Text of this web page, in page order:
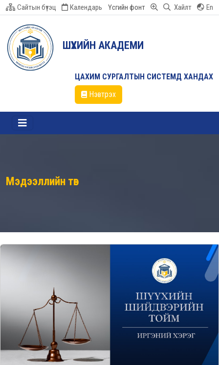
Сайтын бүтэц Календарь Үсгийн фонт Хайлт En
ШҮҮХИЙН АКАДЕМИ
ЦАХИМ СУРГАЛТЫН СИСТЕМД ХАНДАХ
Нэвтрэх
Мэдээллийн төв